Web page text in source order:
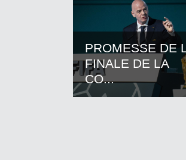
PROMESSE DE
FINALE DE LA
CO...